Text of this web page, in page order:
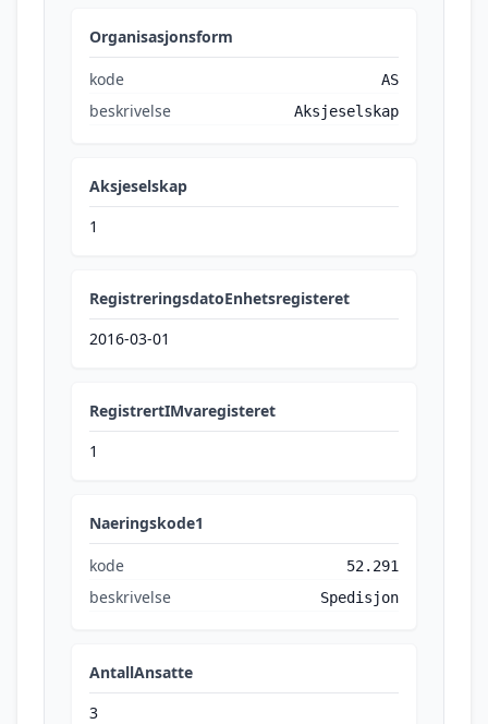
Organisasjonsform
kode AS
beskrivelse Aksjeselskap
Aksjeselskap
1
RegistreringsdatoEnhetsregisteret
2016-03-01
RegistrertIMvaregisteret
1
Naeringskode1
kode 52.291
beskrivelse Spedisjon
AntallAnsatte
3